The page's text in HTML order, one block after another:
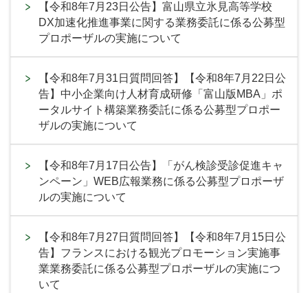
【令和8年7月23日公告】富山県立氷見高等学校
DX加速化推進事業に関する業務委託に係る公募型
プロポーザルの実施について
【令和8年7月31日質問回答】【令和8年7月22日公
告】中小企業向け人材育成研修「富山版MBA」ポ
ータルサイト構築業務委託に係る公募型プロポー
ザルの実施について
【令和8年7月17日公告】「がん検診受診促進キャ
ンペーン」WEB広報業務に係る公募型プロポーザ
ルの実施について
【令和8年7月27日質問回答】【令和8年7月15日公
告】フランスにおける観光プロモーション実施事
業業務委託に係る公募型プロポーザルの実施につ
いて